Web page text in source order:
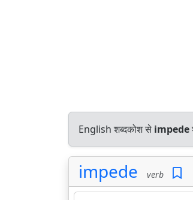
English शब्दकोश से impede
impede verb